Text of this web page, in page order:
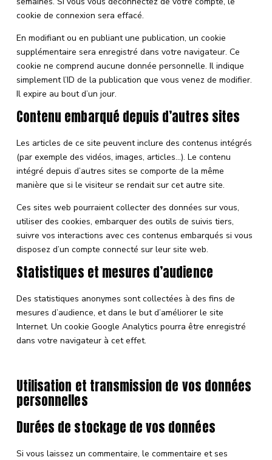
cookie de connexion sera effacé.
En modifiant ou en publiant une publication, un cookie
supplémentaire sera enregistré dans votre navigateur. Ce
cookie ne comprend aucune donnée personnelle. Il indique
simplement l’ID de la publication que vous venez de modifier.
Il expire au bout d’un jour.
Contenu embarqué depuis d’autres sites
Les articles de ce site peuvent inclure des contenus intégrés
(par exemple des vidéos, images, articles…). Le contenu
intégré depuis d’autres sites se comporte de la même
manière que si le visiteur se rendait sur cet autre site.
Ces sites web pourraient collecter des données sur vous,
utiliser des cookies, embarquer des outils de suivis tiers,
suivre vos interactions avec ces contenus embarqués si vous
disposez d’un compte connecté sur leur site web.
Statistiques et mesures d’audience
Des statistiques anonymes sont collectées à des fins de
mesures d’audience, et dans le but d’améliorer le site
Internet. Un cookie Google Analytics pourra être enregistré
dans votre navigateur à cet effet.
Utilisation et transmission de vos données
personnelles
Durées de stockage de vos données
Si vous laissez un commentaire, le commentaire et ses